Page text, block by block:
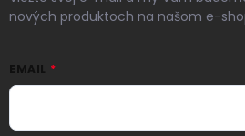
nových produktoch na našom e-
EMAIL